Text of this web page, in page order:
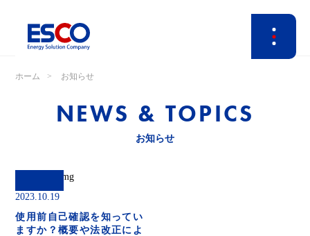
ホーム お知らせ
NEWS & TOPICS
お知らせ
2023.10.19
使用前自己確認を知ってい
ますか？概要や法改正によ